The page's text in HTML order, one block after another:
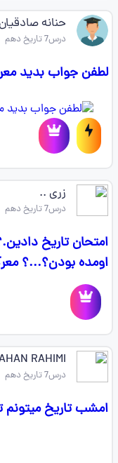
حنانه
درس7 تاریخ دهم
لطفن جواب بدید
زری ..
درس7 تاریخ دهم
امتحان تاریخ
اومده بودن؟...؟
RAHIMI
درس7 تاریخ دهم
امشب تاریخ میتونم تا